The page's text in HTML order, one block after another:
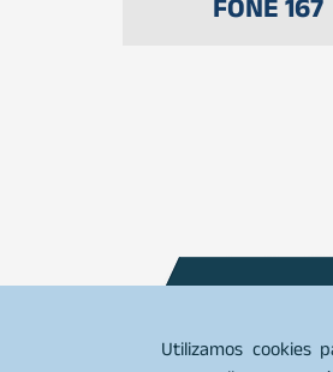
Utilizamos cookies
FONE 167
0800